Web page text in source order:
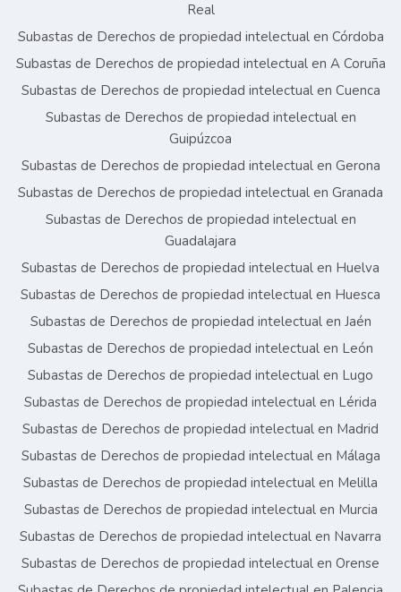
Real
Subastas de Derechos de propiedad intelectual en Córdoba
Subastas de Derechos de propiedad intelectual en A Coruña
Subastas de Derechos de propiedad intelectual en Cuenca
Subastas de Derechos de propiedad intelectual en
Guipúzcoa
Subastas de Derechos de propiedad intelectual en Gerona
Subastas de Derechos de propiedad intelectual en Granada
Subastas de Derechos de propiedad intelectual en
Guadalajara
Subastas de Derechos de propiedad intelectual en Huelva
Subastas de Derechos de propiedad intelectual en Huesca
Subastas de Derechos de propiedad intelectual en Jaén
Subastas de Derechos de propiedad intelectual en León
Subastas de Derechos de propiedad intelectual en Lugo
Subastas de Derechos de propiedad intelectual en Lérida
Subastas de Derechos de propiedad intelectual en Madrid
Subastas de Derechos de propiedad intelectual en Málaga
Subastas de Derechos de propiedad intelectual en Melilla
Subastas de Derechos de propiedad intelectual en Murcia
Subastas de Derechos de propiedad intelectual en Navarra
Subastas de Derechos de propiedad intelectual en Orense